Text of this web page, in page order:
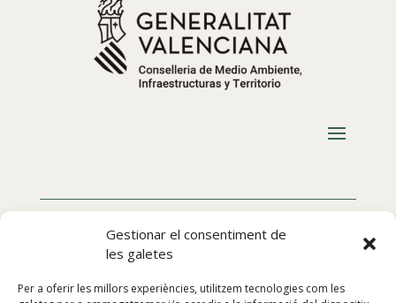
Gestionar el consentiment de
les galetes
Per a oferir les millors experiències, utilitzem tecnologies com les